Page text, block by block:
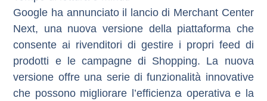
Google ha annunciato il lancio di Merchant Center
Next, una nuova versione della piattaforma che
consente ai rivenditori di gestire i propri feed di
prodotti e le campagne di Shopping. La nuova
versione offre una serie di funzionalità innovative
che possono migliorare l’efficienza operativa e la